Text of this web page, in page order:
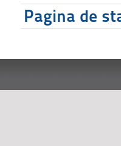
Pagina de